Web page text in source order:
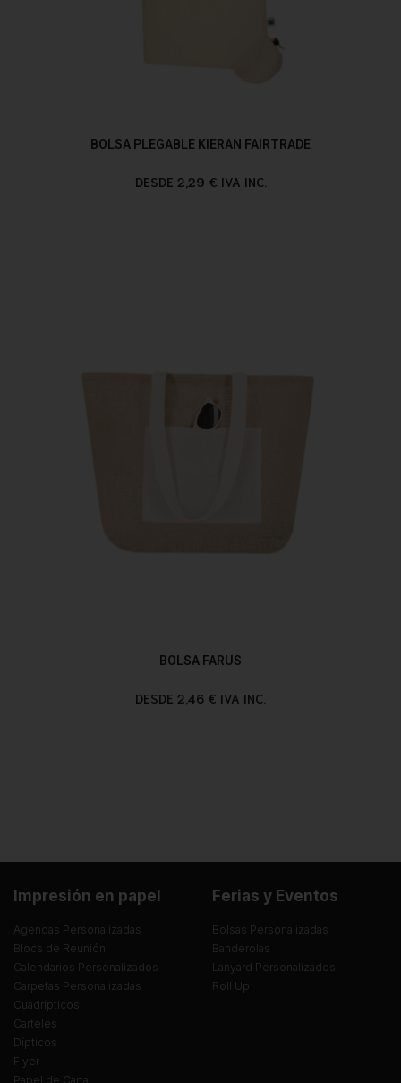
BOLSA PLEGABLE KIERAN FAIRTRADE
DESDE 2,29 € IVA INC.
BOLSA FARUS
DESDE 2,46 € IVA INC.
Impresión en papel
Agendas Personalizadas
Blocs de Reunión
Calendarios Personalizados
Carpetas Personalizadas
Cuadrípticos
Carteles
Dípticos
Flyer
Papel de Carta
Ferias y Eventos
Bolsas Personalizadas
Banderolas
Lanyard Personalizados
Roll Up